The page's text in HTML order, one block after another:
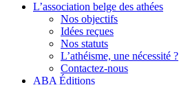
L’association belge des athées
Nos objectifs
Idées reçues
Nos statuts
L’athéisme, une nécessité ?
Contactez-nous
ABA Éditions